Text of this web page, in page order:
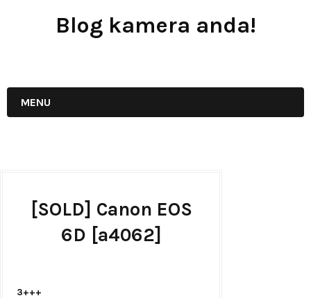
Blog kamera anda!
MENU
[SOLD] Canon EOS
6D [a4062]
3+++